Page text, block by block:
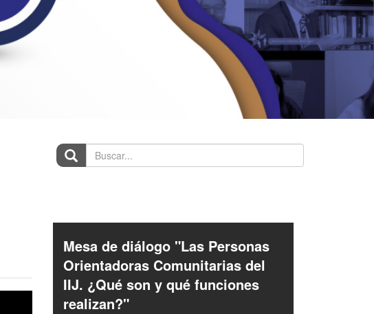
Buscar...
Mesa de diálogo "Las Personas
Orientadoras Comunitarias del
IIJ. ¿Qué son y qué funciones
realizan?"